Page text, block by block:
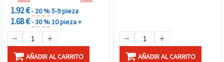
1.92 €- 20 %5-9 pieza
1.68 €- 30 %10 pieza +
AÑADIR AL CARRITO AÑADIR AL CARRITO